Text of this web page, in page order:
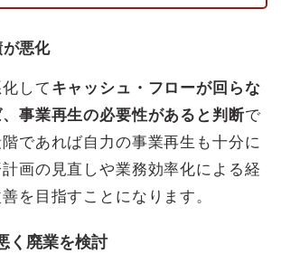
悪化
して キャッシュ・フローが回らな
事業再生の必要性があると判断で
であれば自力の事業再生も十分に
画の見直しや業務効率化による経
を目指すことになります。
く廃業を検討